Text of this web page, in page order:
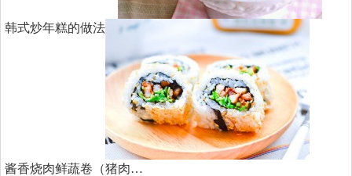
韩式炒年糕的做法
酱香烧肉鲜蔬卷（猪肉…